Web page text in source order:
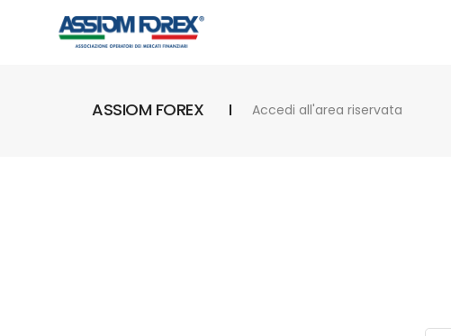
ASSIOM FOREX Accedi all'area riservata